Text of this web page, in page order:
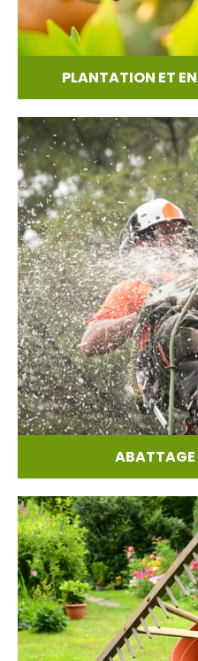
PLANTATION ET
ABATTAGE